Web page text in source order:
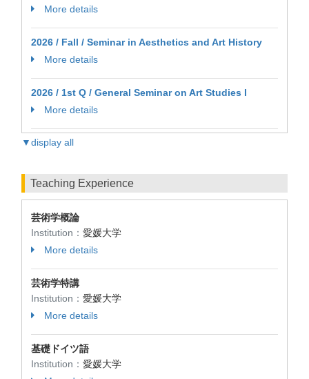
More details
2026 / Fall / Seminar in Aesthetics and Art History
More details
2026 / 1st Q / General Seminar on Art Studies I
More details
▼display all
Teaching Experience
芸術学概論
Institution： 愛媛大学
More details
芸術学特講
Institution： 愛媛大学
More details
基礎ドイツ語
Institution： 愛媛大学